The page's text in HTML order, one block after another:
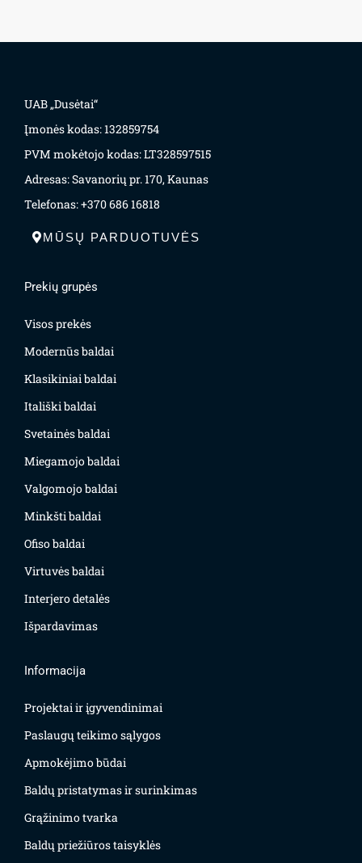
UAB „Dusėtai“
Įmonės kodas: 132859754
PVM mokėtojo kodas: LT328597515
Adresas: Savanorių pr. 170, Kaunas
Telefonas: +370 686 16818
MŪSŲ PARDUOTUVĖS
Prekių grupės
Visos prekės
Modernūs baldai
Klasikiniai baldai
Itališki baldai
Svetainės baldai
Miegamojo baldai
Valgomojo baldai
Minkšti baldai
Ofiso baldai
Virtuvės baldai
Interjero detalės
Išpardavimas
Informacija
Projektai ir įgyvendinimai
Paslaugų teikimo sąlygos
Apmokėjimo būdai
Baldų pristatymas ir surinkimas
Grąžinimo tvarka
Baldų priežiūros taisyklės